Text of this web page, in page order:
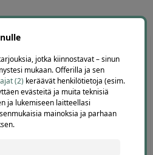
arvosteluja
jotka kiinnostavat – sinun
mukaan. Offerilla ja sen
(2) keräävät henkilötietoja (esim.
evästeitä ja muita teknisiä
ja lukemiseen laitteellasi
mainoksia ja parhaan